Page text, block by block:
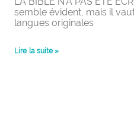
semble évident, mais il
langues originales
Lire la suite »